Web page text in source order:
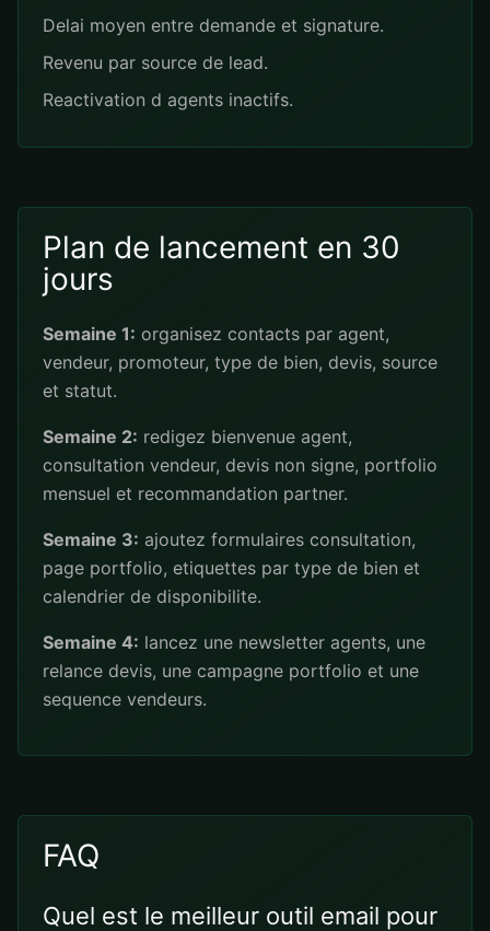
Delai moyen entre demande et signature.
Revenu par source de lead.
Reactivation d agents inactifs.
Plan de lancement en 30
jours
Semaine 1: organisez contacts par agent,
vendeur, promoteur, type de bien, devis, source
et statut.
Semaine 2: redigez bienvenue agent,
consultation vendeur, devis non signe, portfolio
mensuel et recommandation partner.
Semaine 3: ajoutez formulaires consultation,
page portfolio, etiquettes par type de bien et
calendrier de disponibilite.
Semaine 4: lancez une newsletter agents, une
relance devis, une campagne portfolio et une
sequence vendeurs.
FAQ
Quel est le meilleur outil email pour